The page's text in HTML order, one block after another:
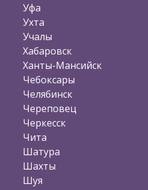
Уфа
Ухта
Учалы
Хабаровск
Ханты-Мансийск
Чебоксары
Челябинск
Череповец
Черкесск
Чита
Шатура
Шахты
Шуя